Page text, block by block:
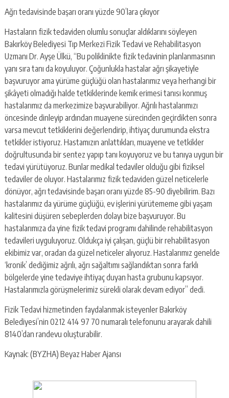
Ağrı tedavisinde başarı oranı yüzde 90’lara çıkıyor
Hastaların fizik tedaviden olumlu sonuçlar aldıklarını söyleyen
Bakırköy Belediyesi Tıp Merkezi Fizik Tedavi ve Rehabilitasyon
Uzmanı Dr. Ayşe Ülkü, “Bu poliklinikte fizik tedavinin planlanmasının
yanı sıra tanı da koyuluyor. Çoğunlukla hastalar ağrı şikayetiyle
başvuruyor ama yürüme güçlüğü olan hastalarımız veya herhangi bir
şikâyeti olmadığı halde tetkiklerinde kemik erimesi tanısı konmuş
hastalarımız da merkezimize başvurabiliyor. Ağrılı hastalarımızı
öncesinde dinleyip ardından muayene sürecinden geçirdikten sonra
varsa mevcut tetkiklerini değerlendirip, ihtiyaç durumunda ekstra
tetkikler istiyoruz. Hastamızın anlattıkları, muayene ve tetkikler
doğrultusunda bir sentez yapıp tanı koyuyoruz ve bu tanıya uygun bir
tedavi yürütüyoruz. Bunlar medikal tedaviler olduğu gibi fiziksel
tedaviler de oluyor. Hastalarımız fizik tedaviden güzel neticelerle
dönüyor, ağrı tedavisinde başarı oranı yüzde 85-90 diyebilirim. Bazı
hastalarımız da yürüme güçlüğü, ev işlerini yürütememe gibi yaşam
kalitesini düşüren sebeplerden dolayı bize başvuruyor. Bu
hastalarımıza da yine fizik tedavi programı dahilinde rehabilitasyon
tedavileri uyguluyoruz. Oldukça iyi çalışan, güçlü bir rehabilitasyon
ekibimiz var, oradan da güzel neticeler alıyoruz. Hastalarımız genelde
‘kronik’ dediğimiz ağrılı, ağrı sağaltımı sağlandıktan sonra farklı
bölgelerde yine tedaviye ihtiyaç duyan hasta grubunu kapsıyor.
Hastalarımızla görüşmelerimiz sürekli olarak devam ediyor” dedi.
Fizik Tedavi hizmetinden faydalanmak isteyenler Bakırköy
Belediyesi’nin 0212 414 97 70 numaralı telefonunu arayarak dahili
8140’dan randevu oluşturabilir.
Kaynak: (BYZHA) Beyaz Haber Ajansı